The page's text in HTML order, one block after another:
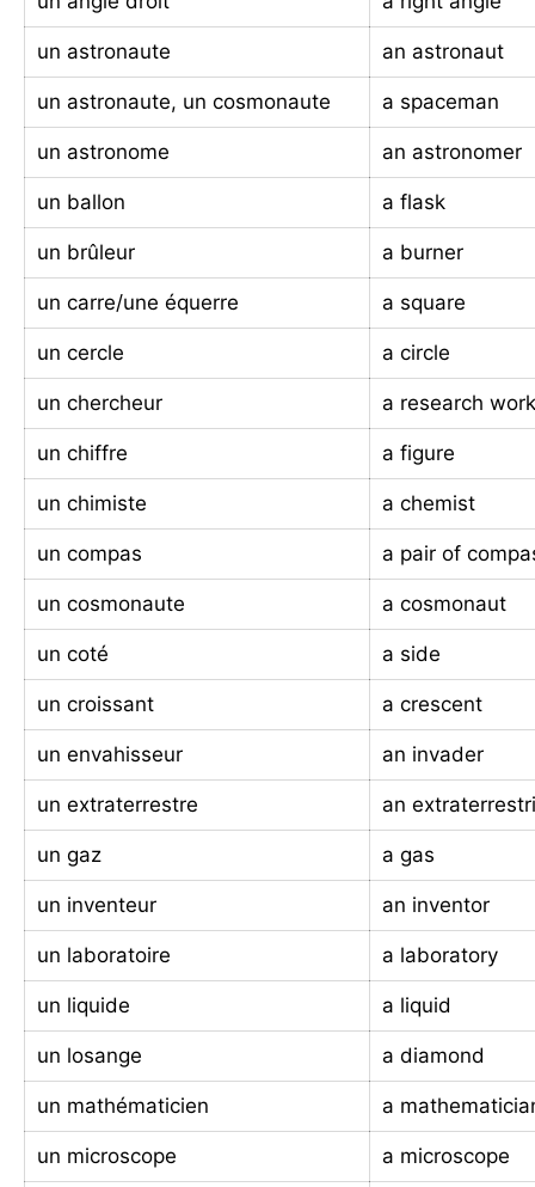
un astronaute an astronaut
un astronaute, un cosmonaute a spaceman
un astronome an astronomer
un ballon a flask
un brûleur a burner
un carre/une équerre a square
un cercle a circle
un chercheur a research
un chiffre a figure
un chimiste a chemist
un compas a pair of
un cosmonaute a cosmonaut
un coté a side
un croissant a crescent
un envahisseur an invader
un extraterrestre an
un gaz a gas
un inventeur an inventor
un laboratoire a laboratory
un liquide a liquid
un losange a diamond
un mathématicien a
un microscope a microscope